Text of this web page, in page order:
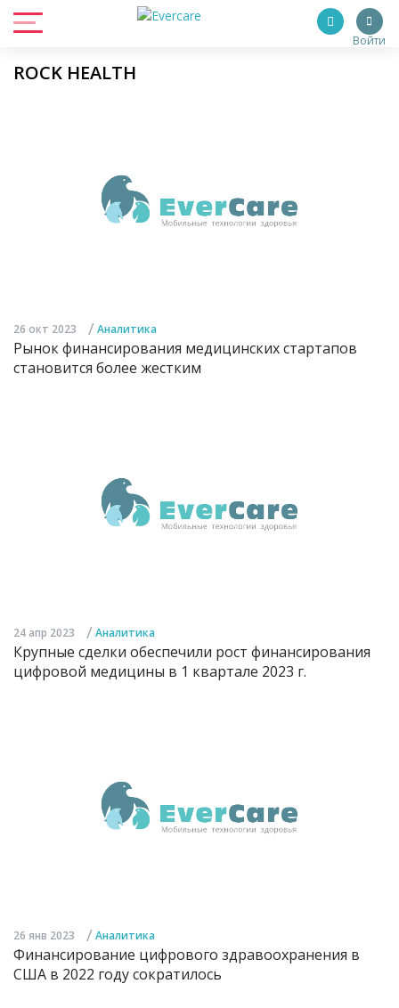
Войти
ROCK HEALTH
26 окт 2023 / Аналитика
Рынок финансирования медицинских стартапов
становится более жестким
24 апр 2023 / Аналитика
Крупные сделки обеспечили рост финансирования
цифровой медицины в 1 квартале 2023 г.
26 янв 2023 / Аналитика
Финансирование цифрового здравоохранения в
США в 2022 году сократилось